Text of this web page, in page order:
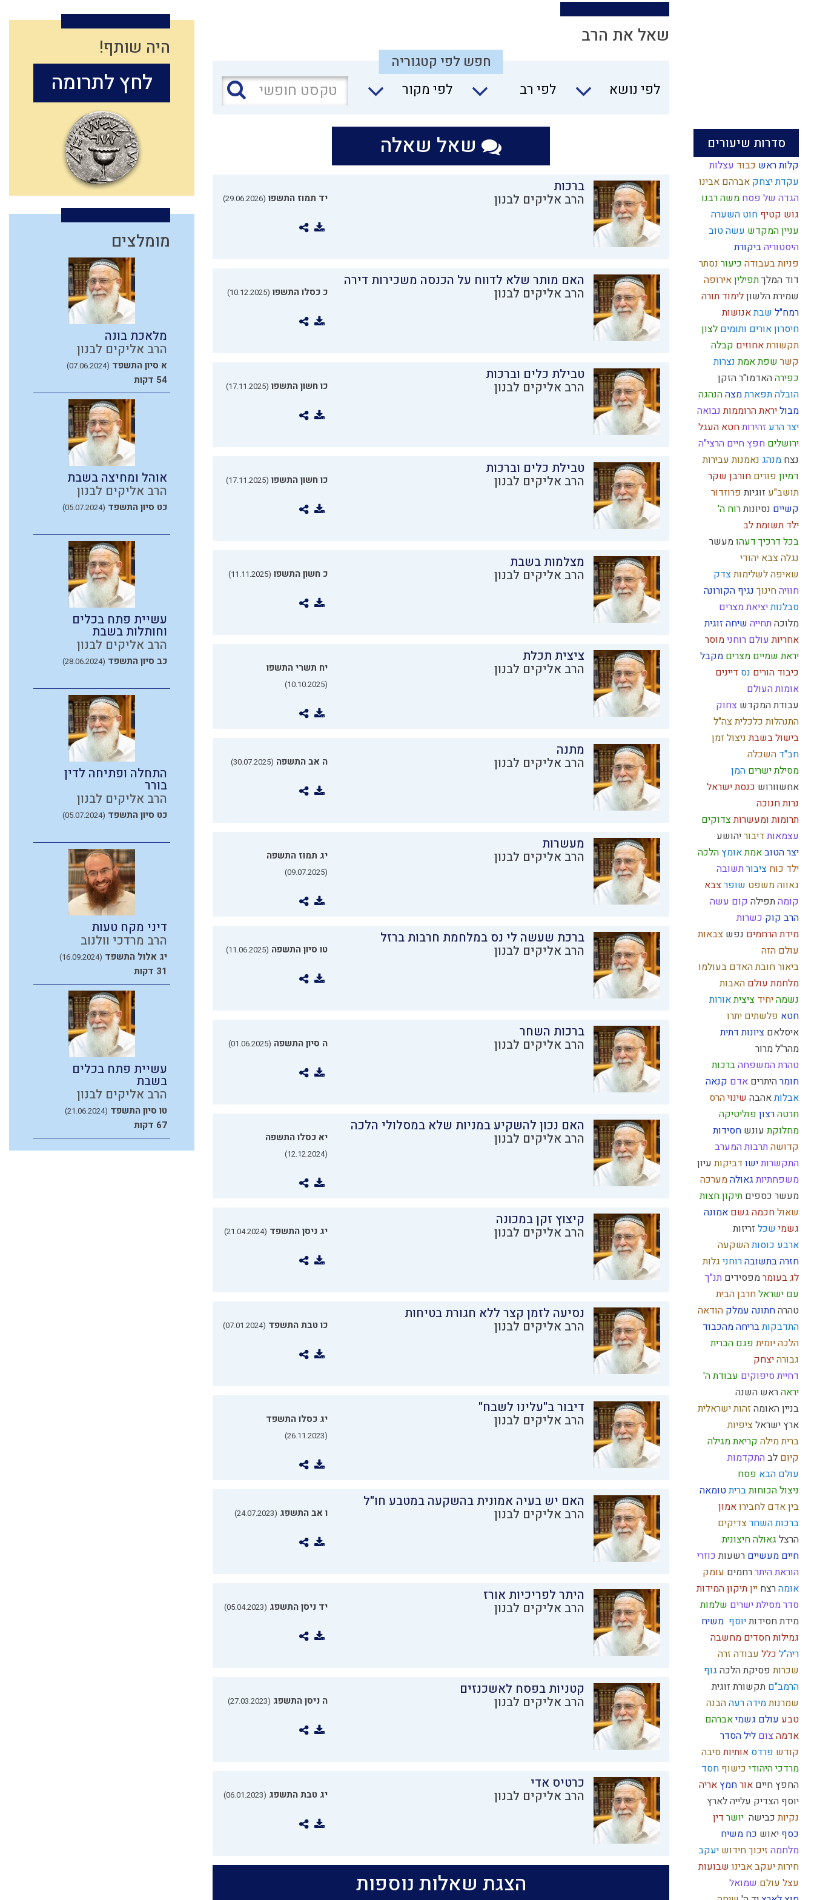
סדרות שיעורים
קלות ראש כבוד עצלות
עקדת יצחק אברהם אבינו
הגדה של פסח משה רבנו
גוש קטיף חוט השערה
עניין המקדש עשה טוב
היסטוריהביקורת
פניות בעבודה כיעור נסתר
דוד המלךתפיליןאירופה
שמירת הלשוןלימוד תורה
רמח"ל שבתאנושות
חיסרוןאורים ותומים לצון
תקשורתאחוזים קבלה
קשר שפת אמתנצרות
כפירההאדמו"ר הזקן
הובלהתפארתמצההנהגה
מבוליראת הרוממותנבואה
יצר הרע זהירותחטא העגל
ירושלים חפץ חיים הרצי"ה
נצח מנהג נאמנותעבירות
דמיון פורים חורבן שקר
תושב"ע זוגיותפרוזדור
קשיים נסיונותרוח ה'
ילד תשומת לב
בכל דרכיך דעהומעשר
נגלהצבא יהודי
שאיפה לשלימותצדק
חוויהחינוך נגיף הקורונה
סבלנותיציאת מצרים
מלוכה תחייה שיחה זוגית
אחריותעולם רוחנימוסר
יראת שמיים מצרים מקבל
כיבוד הורים נס דיינים
אומות העולם
עבודת המקדש צחוק
התנהלות כלכליתצה"ל
בישול בשבתניצול זמן
חב"ד השכלה
מסילת ישרים המן
אחשוורוש כנסת ישראל
נרות חנוכה
תרומות ומעשרותצדוקים
עצמאות דיבוריהושע
יצר הטובאמתאומץהלכה
ילד כוח ציבור תשובה
גאווהמשפט שופרצבא
קומהתפילה קום עשה
הרב קוק כשרות
מידת הרחמים נפש צבאות
עולם הזה
ביאור חובת האדם בעולמו
מלחמת עולם האבות
נשמהיחיד ציציתאורות
חטא פלשתים יתרו
איסלאם ציונות דתית
מהר"למרור
טהרת המשפחהברכות
חומרהיתרים אדם קנאה
אבלותאהבה שינויהרס
חרטהרצון פוליטיקה
מחלוקתעונש חסידות
קדושה תרבות המערב
התקשרותישו דביקותעיון
משפחתיות גאולהמערכה
מעשר כספים תיקון חצות
שאולחכמה גשם אמונה
גשמי שכל זריזות
ארבע כוסותהשקעה
חזרה בתשובהרוחני גלות
לג בעומרמפסידים תנ"ך
עם ישראלחרבן הבית
טהרהחתונה עמלק הודאה
התדבקותבריחה מהכבוד
הלכה יומיתפגם הברית
גבורהיצחק
דחיית סיפוקים עבודת ה'
יראהראש השנה
בניין האומה זהות ישראלית
ארץ ישראלציפיות
ברית מילה קריאת מגילה
קיום לב התקדמות
עולם הבא פסח
ניצול הכוחותבריתטומאה
בין אדם לחבירואמון
ברכות השחרצדיקים
הרצל גאולה חיצונית
חיים מעשיים רשעותכוזרי
הוראת היתררחמים עומק
אומהרצח ייןתיקון המידות
סדר מסילת ישרים שלמות
מידת חסידותיוסף משיח
גמילות חסדים מחשבה
ריה"ל כלל עבודה זרה
שכרותפסיקת הלכה גוף
הרמב"ם תקשורת זוגית
שמרנותמידה רעההבנה
טבע עולם גשמיאברהם
אדמה צום ליל הסדר
קודש פרדס אותיותסיבה
מרדכי היהודי כישוף חסד
החפץ חיים אורחמץאריה
יוסף הצדיק עלייה לארץ
נקיותכבישה יושר דין
כסף יאוש כח משיח
מלחמה זיכוךחידוש יעקב
חירותיעקב אבינו שבועות
עצל עולם שמואל
שאל את הרב
חפש לפי קטגוריה
לפי נושא
לפי רב לפי מקור
שאל שאלה
ברכות
הרב אליקים לבנון יד תמוז התשפו (29.06.2026)
האם מותר שלא לדווח על הכנסה משכירות דירה
הרב אליקים לבנון כ כסלו התשפו (10.12.2025)
טבילת כלים וברכות
הרב אליקים לבנון כו חשון התשפו (17.11.2025)
טבילת כלים וברכות
הרב אליקים לבנון כו חשון התשפו (17.11.2025)
מצלמות בשבת
הרב אליקים לבנון כ חשון התשפו (11.11.2025)
ציצית תכלת
הרב אליקים לבנון יח תשרי התשפו
(10.10.2025)
מתנה
הרב אליקים לבנון ה אב התשפה (30.07.2025)
מעשרות
הרב אליקים לבנון יג תמוז התשפה
(09.07.2025)
ברכת שעשה לי נס במלחמת חרבות ברזל
הרב אליקים לבנון טו סיון התשפה (11.06.2025)
ברכות השחר
הרב אליקים לבנון ה סיון התשפה (01.06.2025)
האם נכון להשקיע במניות שלא במסלולי הלכה
הרב אליקים לבנון יא כסלו התשפה
(12.12.2024)
קיצוץ זקן במכונה
הרב אליקים לבנון יג ניסן התשפד (21.04.2024)
נסיעה לזמן קצר ללא חגורת בטיחות
הרב אליקים לבנון כו טבת התשפד (07.01.2024)
דיבור ב"עלינו לשבח"
הרב אליקים לבנון יג כסלו התשפד
(26.11.2023)
האם יש בעיה אמונית בהשקעה במטבע חו"ל
הרב אליקים לבנון ו אב התשפג (24.07.2023)
היתר לפריכיות אורז
הרב אליקים לבנון יד ניסן התשפג (05.04.2023)
קטניות בפסח לאשכנזים
הרב אליקים לבנון ה ניסן התשפג (27.03.2023)
כרטיס אדי
הרב אליקים לבנון יג טבת התשפג (06.01.2023)
הצגת שאלות נוספות
היה שותף!
לחץ לתרומה
מומלצים
מלאכת בונה
הרב אליקים לבנון
א סיון התשפד (07.06.2024)
54 דקות
אוהל ומחיצה בשבת
הרב אליקים לבנון
כט סיון התשפד (05.07.2024)
עשיית פתח בכלים
וחותלות בשבת
הרב אליקים לבנון
כב סיון התשפד (28.06.2024)
התחלה ופתיחה לדין
בורר
הרב אליקים לבנון
כט סיון התשפד (05.07.2024)
דיני מקח טעות
הרב מרדכי וולנוב
יג אלול התשפד (16.09.2024)
31 דקות
עשיית פתח בכלים
בשבת
הרב אליקים לבנון
טו סיון התשפד (21.06.2024)
67 דקות